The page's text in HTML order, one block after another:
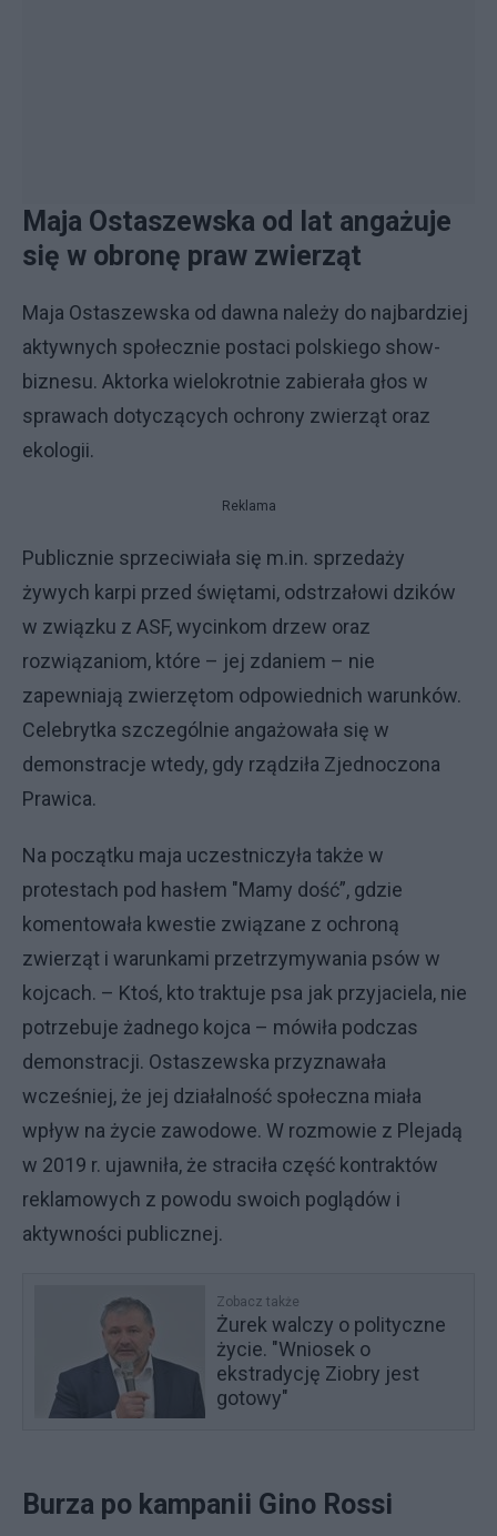
Maja Ostaszewska od lat angażuje
się w obronę praw zwierząt
Maja Ostaszewska od dawna należy do najbardziej
aktywnych społecznie postaci polskiego show-
biznesu. Aktorka wielokrotnie zabierała głos w
sprawach dotyczących ochrony zwierząt oraz
ekologii.
Reklama
Publicznie sprzeciwiała się m.in. sprzedaży
żywych karpi przed świętami, odstrzałowi dzików
w związku z ASF, wycinkom drzew oraz
rozwiązaniom, które – jej zdaniem – nie
zapewniają zwierzętom odpowiednich warunków.
Celebrytka szczególnie angażowała się w
demonstracje wtedy, gdy rządziła Zjednoczona
Prawica.
Na początku maja uczestniczyła także w
protestach pod hasłem "Mamy dość”, gdzie
komentowała kwestie związane z ochroną
zwierząt i warunkami przetrzymywania psów w
kojcach. – Ktoś, kto traktuje psa jak przyjaciela, nie
potrzebuje żadnego kojca – mówiła podczas
demonstracji. Ostaszewska przyznawała
wcześniej, że jej działalność społeczna miała
wpływ na życie zawodowe. W rozmowie z Plejadą
w 2019 r. ujawniła, że straciła część kontraktów
reklamowych z powodu swoich poglądów i
aktywności publicznej.
Zobacz także
Żurek walczy o polityczne
życie. "Wniosek o
ekstradycję Ziobry jest
gotowy"
Burza po kampanii Gino Rossi